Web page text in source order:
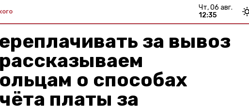
чт, 06 авг.
12:35
за вывоз
о способах
платы за